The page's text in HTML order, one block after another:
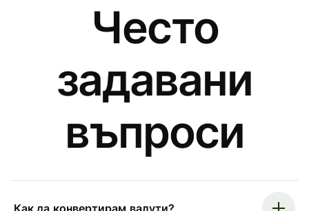
Често
задавани
въпроси